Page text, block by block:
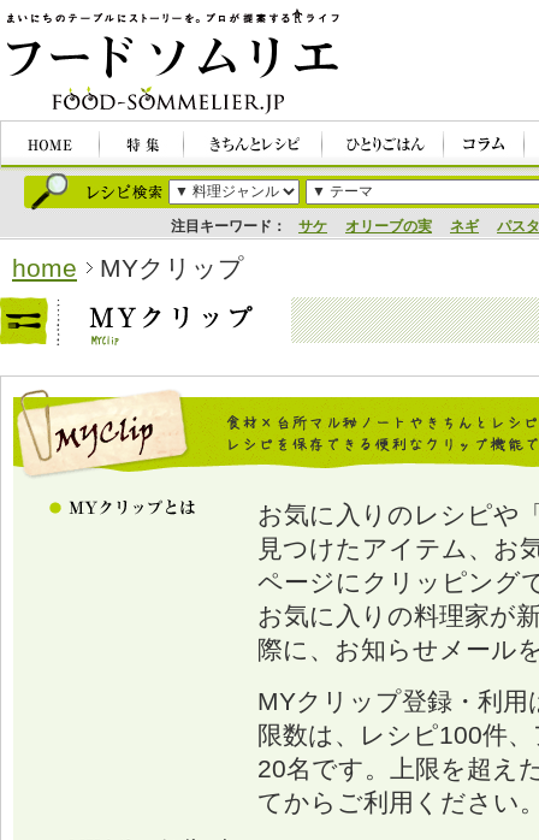
注目キーワード： サケ オリーブの実 ネギ パスタ
home MYクリップ
お気に入りのレシピや
見つけたアイテム、お
ページにクリッピング
お気に入りの料理家が
際に、お知らせメール
MYクリップ登録・利
限数は、レシピ100件
20名です。上限を超え
てからご利用ください